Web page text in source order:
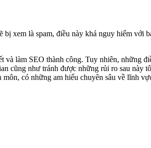
xem là spam, điều này khá nguy hiểm
làm SEO thành công. Tuy nhiên, những
cũng như tránh được những rủi ro sau này
có những am hiểu chuyên sâu về lĩnh